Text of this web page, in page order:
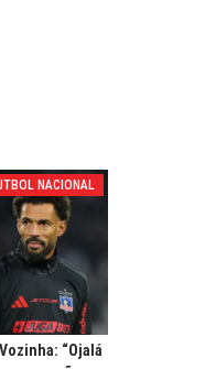
NACIONAL
“Ojalá